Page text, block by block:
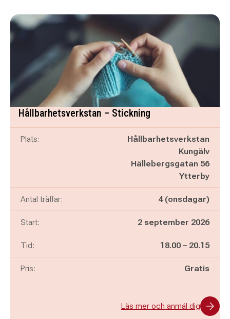
Hållbarhetsverkstan – Stickning
Plats:
Hållbarhetsverkstan
Kungälv
Hällebergsgatan 56
Ytterby
Antal träffar: 4 (onsdagar)
Start: 2 september 2026
Tid: Pågår mellan
18.00 – och
20.15
Pris: Gratis
Läs mer och anmäl dig